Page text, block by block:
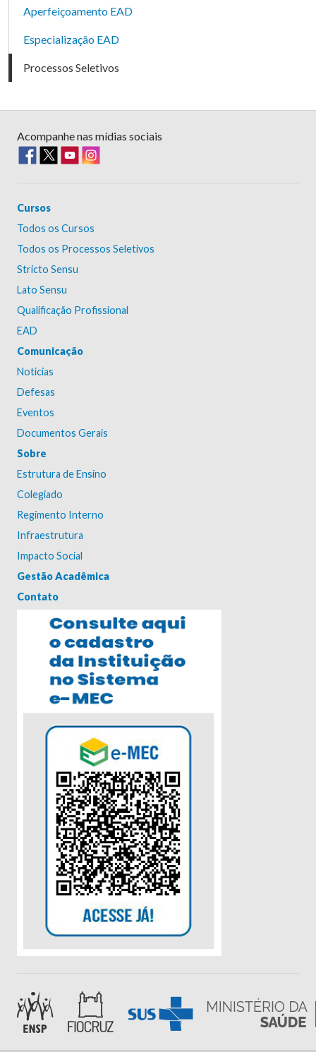
Aperfeiçoamento EAD
Especialização EAD
Processos Seletivos
Acompanhe nas mídias sociais
Cursos
Todos os Cursos
Todos os Processos Seletivos
Stricto Sensu
Lato Sensu
Qualificação Profissional
EAD
Comunicação
Notícias
Defesas
Eventos
Documentos Gerais
Sobre
Estrutura de Ensino
Colegiado
Regimento Interno
Infraestrutura
Impacto Social
Gestão Acadêmica
Contato